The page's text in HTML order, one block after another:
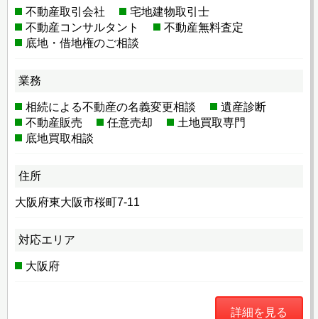
不動産取引会社
宅地建物取引士
不動産コンサルタント
不動産無料査定
底地・借地権のご相談
業務
相続による不動産の名義変更相談
遺産診断
不動産販売
任意売却
土地買取専門
底地買取相談
住所
大阪府東大阪市桜町7-11
対応エリア
大阪府
詳細を見る